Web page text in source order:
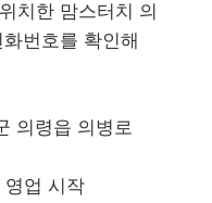
치한 맘스터치 의
번호를 확인해
의령읍 의병로
영업 시작